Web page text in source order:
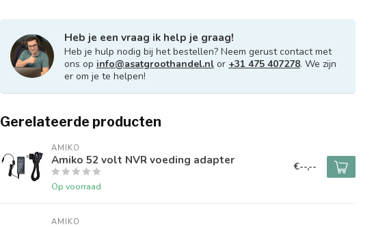
Heb je een vraag ik help je graag!
Heb je hulp nodig bij het bestellen? Neem gerust contact met
ons op info@asatgroothandel.nl or +31 475 407278. We zijn
er om je te helpen!
Gerelateerde producten
AMIKO
Amiko 52 volt NVR voeding adapter
Op voorraad
€--,--
AMIKO